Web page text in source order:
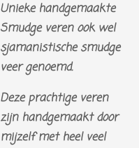
Unieke handgemaakte
Smudge veren ook wel
sjamanistische smudge
veer genoemd.
Deze prachtige veren
zijn handgemaakt door
mijzelf met heel veel